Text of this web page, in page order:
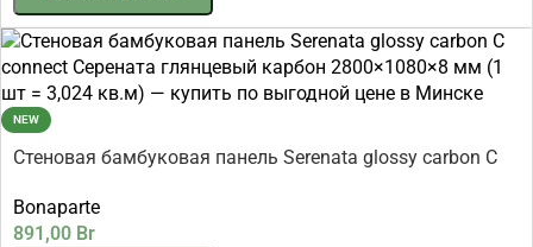
NEW
Стеновая бамбуковая панель Serenata glossy carbon C
шт = 3,024 кв.м)
Bonaparte
891,00 Br